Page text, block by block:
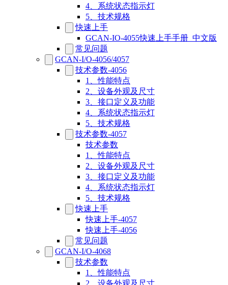
4、系统状态指示灯
5、技术规格
快速上手
GCAN-IO-4055快速上手手册_中文版
常见问题
GCAN-I/O-4056/4057
技术参数-4056
1、性能特点
2、设备外观及尺寸
3、接口定义及功能
4、系统状态指示灯
5、技术规格
技术参数-4057
技术参数
1、性能特点
2、设备外观及尺寸
3、接口定义及功能
4、系统状态指示灯
5、技术规格
快速上手
快速上手-4057
快速上手-4056
常见问题
GCAN-I/O-4068
技术参数
1、性能特点
2、设备外观及尺寸